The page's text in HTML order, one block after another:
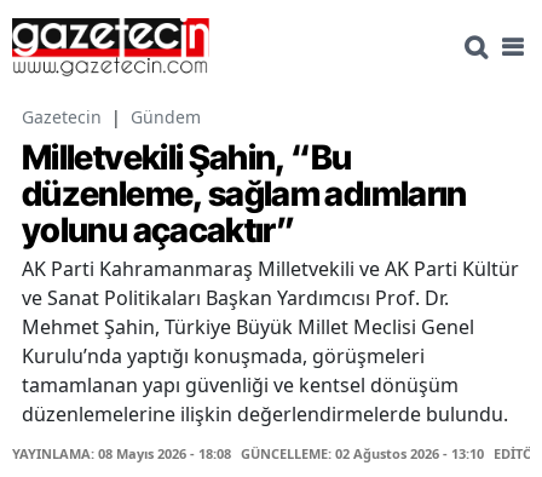
Gazetecin | Gündem
Milletvekili Şahin, “Bu
düzenleme, sağlam adımların
yolunu açacaktır”
AK Parti Kahramanmaraş Milletvekili ve AK Parti Kültür
ve Sanat Politikaları Başkan Yardımcısı Prof. Dr.
Mehmet Şahin, Türkiye Büyük Millet Meclisi Genel
Kurulu’nda yaptığı konuşmada, görüşmeleri
tamamlanan yapı güvenliği ve kentsel dönüşüm
düzenlemelerine ilişkin değerlendirmelerde bulundu.
YAYINLAMA: 08 Mayıs 2026 - 18:08 GÜNCELLEME: 02 Ağustos 2026 - 13:10